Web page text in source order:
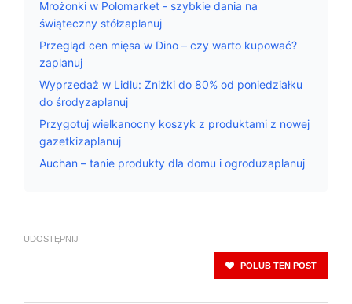
Mrożonki w Polomarket - szybkie dania na
świąteczny stółzaplanuj
Przegląd cen mięsa w Dino – czy warto kupować?
zaplanuj
Wyprzedaż w Lidlu: Zniżki do 80% od poniedziałku
do środyzaplanuj
Przygotuj wielkanocny koszyk z produktami z nowej
gazetkizaplanuj
Auchan – tanie produkty dla domu i ogroduzaplanuj
UDOSTĘPNIJ
POLUB TEN POST